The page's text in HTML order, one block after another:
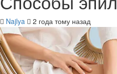
Najlya 2 года тому назад